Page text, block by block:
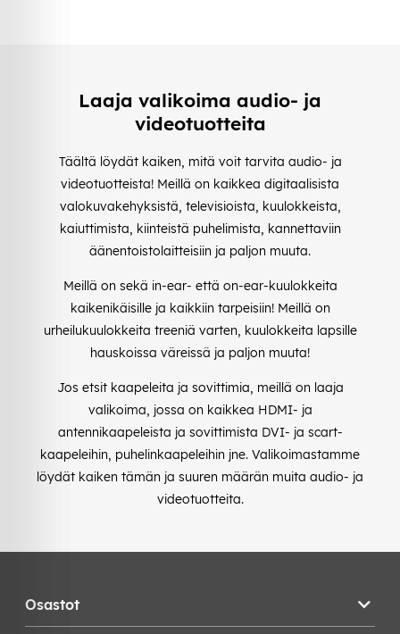
Laaja valikoima audio- ja
videotuotteita
Täältä löydät kaiken, mitä voit tarvita audio- ja
videotuotteista! Meillä on kaikkea digitaalisista
valokuvakehyksistä, televisioista, kuulokkeista,
kaiuttimista, kiinteistä puhelimista, kannettaviin
äänentoistolaitteisiin ja paljon muuta.
Meillä on sekä in-ear- että on-ear-kuulokkeita
kaikenikäisille ja kaikkiin tarpeisiin! Meillä on
urheilukuulokkeita treeniä varten, kuulokkeita lapsille
hauskoissa väreissä ja paljon muuta!
Jos etsit kaapeleita ja sovittimia, meillä on laaja
valikoima, jossa on kaikkea HDMI- ja
antennikaapeleista ja sovittimista DVI- ja scart-
kaapeleihin, puhelinkaapeleihin jne. Valikoimastamme
löydät kaiken tämän ja suuren määrän muita audio- ja
videotuotteita.
Osastot